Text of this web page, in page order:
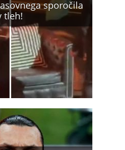
sporočila
tleh!